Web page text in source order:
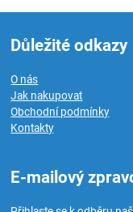
Důležité odkazy
O nás
Jak nakupovat
Obchodní podmínky
Kontakty
E-mailový